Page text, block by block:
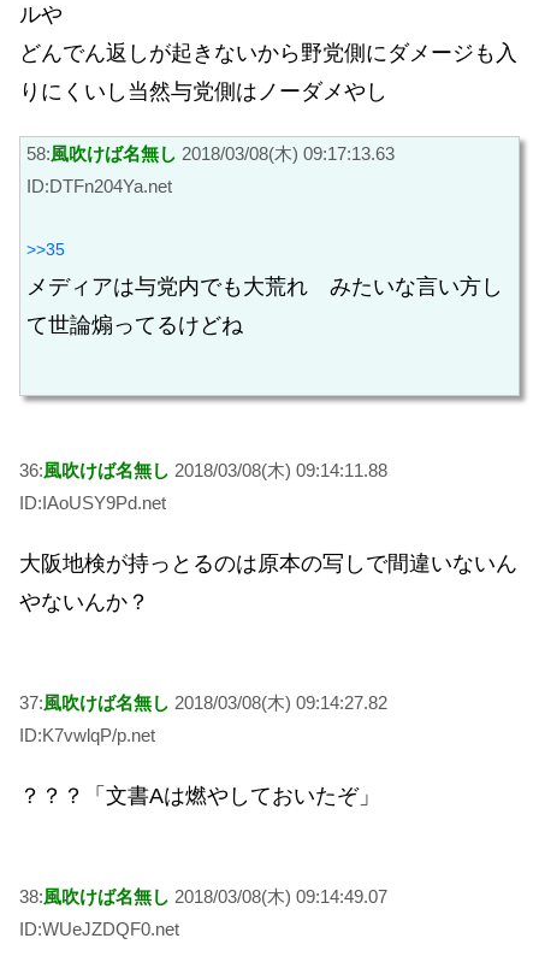
ルや
どんでん返しが起きないから野党側にダメージも入
りにくいし当然与党側はノーダメやし
58:風吹けば名無し 2018/03/08(木) 09:17:13.63
ID:DTFn204Ya.net
>>35
メディアは与党内でも大荒れ みたいな言い方し
て世論煽ってるけどね
36:風吹けば名無し 2018/03/08(木) 09:14:11.88
ID:IAoUSY9Pd.net
大阪地検が持っとるのは原本の写しで間違いないん
やないんか？
37:風吹けば名無し 2018/03/08(木) 09:14:27.82
ID:K7vwlqP/p.net
？？？「文書Aは燃やしておいたぞ」
38:風吹けば名無し 2018/03/08(木) 09:14:49.07
ID:WUeJZDQF0.net